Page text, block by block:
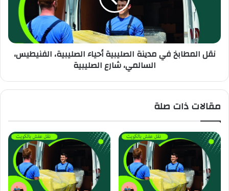
نقل المطابخ في مدينة الصليبية أحياء الصليبية، الفنيطيس،
السالمي، شارع الصليبية
مقالات ذات صلة